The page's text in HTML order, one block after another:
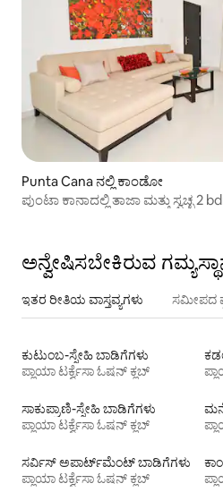
Punta Cana ನಲ್ಲಿ ಕಾಂಡೋ
ಪುಂಟಾ ಕಾನಾದಲ್ಲಿ ತಾಜಾ ಮತ್ತು ಸ್ವಚ್ಛ
ಅನ್ವೇಷಿಸಬೇಕಿರುವ
ಇತರ ರೀತಿಯ ವಾಸ್ತವ್ಯಗಳು ಸಮೀಪದ
ಕುಟುಂಬ-ಸ್ನೇಹಿ ಬಾಡಿಗೆಗಳು
ಪ್ಲಾಯಾ ಟರ್ಕ್ವೆಸಾ ಓಷನ್ ಕ್ಲಬ್
ಸಾಕುಪ್ರಾಣಿ-ಸ್ನೇಹಿ ಬಾಡಿಗೆಗಳು
ಪ್ಲಾಯಾ ಟರ್ಕ್ವೆಸಾ ಓಷನ್ ಕ್ಲಬ್
ಸರ್ವಿಸ್ ಅಪಾರ್ಟ್‌ಮೆಂಟ್ ಬಾಡಿಗೆಗಳು
ಪ್ಲಾಯಾ ಟರ್ಕ್ವೆಸಾ ಓಷನ್ ಕ್ಲಬ್